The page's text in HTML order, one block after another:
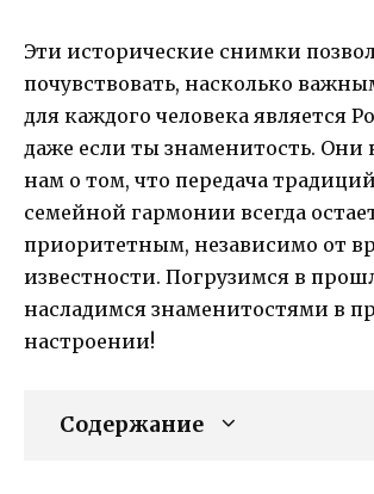
Эти исторические снимки
почувствовать, насколько
для каждого человека является
даже если ты знаменитость.
нам о том, что передача
семейной гармонии всегда
приоритетным, независимо от
известности. Погрузимся в
насладимся знаменитостями в
настроении!
Содержание